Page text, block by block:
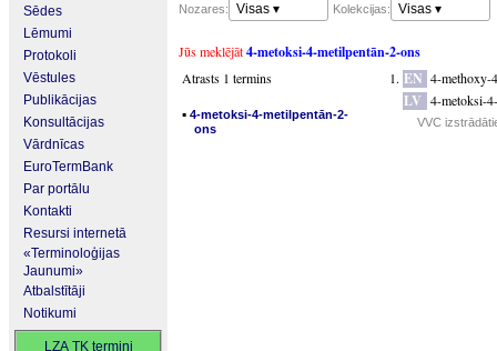
Sēdes
Lēmumi
Protokoli
Vēstules
Publikācijas
Konsultācijas
Vārdnīcas
EuroTermBank
Par portālu
Kontakti
Resursi internetā
«Terminoloģijas
Jaunumi»
Atbalstītāji
Notikumi
LZA TK termini
Nozares:
Visas ▾ Kolekcijas: Visas ▾
Jūs meklējāt4-metoksi-4-metilpentān-2-ons
Atrasts 1 termins
▪ 4-metoksi-4-metilpentān-2-
ons
EN 4-methoxy-
LV 4-metoksi-
VVC